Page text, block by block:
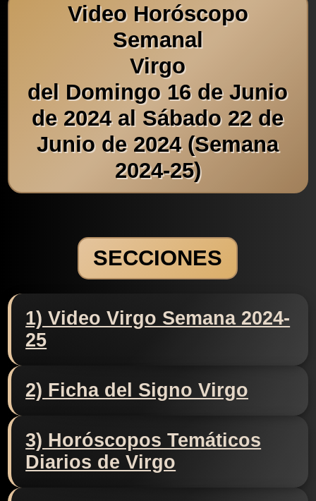
Video Horóscopo
Semanal
Virgo
del Domingo 16 de Junio
de 2024 al Sábado 22 de
Junio de 2024 (Semana
2024-25)
SECCIONES
1) Video Virgo Semana 2024-
25
2) Ficha del Signo Virgo
3) Horóscopos Temáticos
Diarios de Virgo